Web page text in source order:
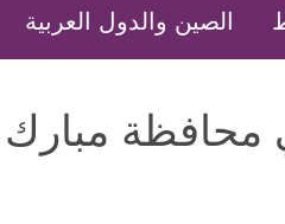
الصين والدول العربية
مبارك